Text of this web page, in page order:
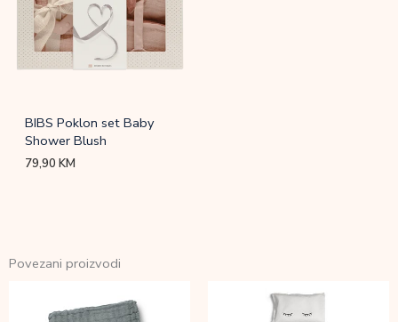
BIBS Poklon set Baby
Shower Blush
79,90KM
Povezani proizvodi